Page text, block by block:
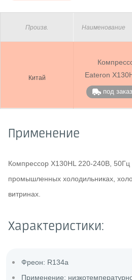
Произв. Наименование
Китай
Eateron
под заказ
Применение
Компрессор Х130HL 220-240В, 50Гц
промышленных холодильниках,
витринах.
Характеристики:
Фреон: R134a
Применение: